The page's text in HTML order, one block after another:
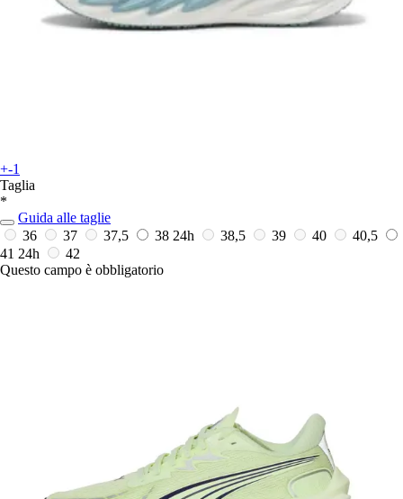
+-1
Taglia
*
Guida alle taglie
36
37 37,5 38 24h 38,5 39 40
40,5
41 24h
42
Questo campo è obbligatorio